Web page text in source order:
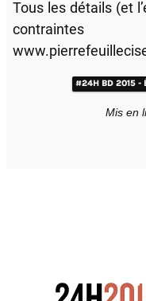
Tous les détails (et
#24H BD 2015 -
Mis en